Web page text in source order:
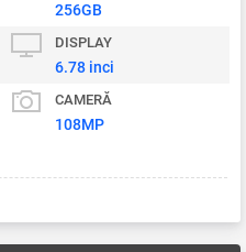
256GB
DISPLAY
6.78 inci
CAMERĂ
108MP